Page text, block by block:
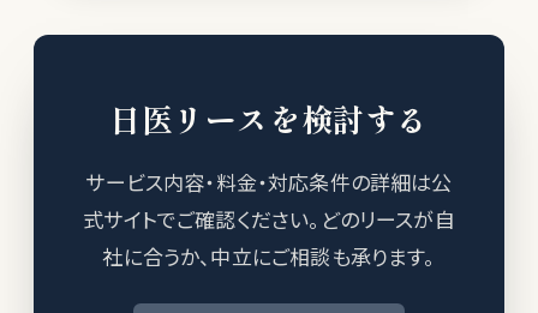
日医リースを検討する
サービス内容・料金・対応条件の詳細は公
式サイトでご確認ください。どのリースが自
社に合うか、中立にご相談も承ります。